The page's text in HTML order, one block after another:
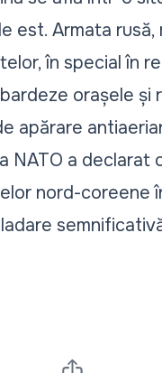
Armata rusă,
în special în
orașele
apărare
a declarat
nord-coreene